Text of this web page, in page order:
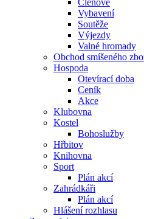
Členové
Vybavení
Soutěže
Výjezdy
Valné hromady
Obchod smíšeného
Hospoda
Otevírací doba
Ceník
Akce
Klubovna
Kostel
Bohoslužby
Hřbitov
Knihovna
Sport
Plán akcí
Zahrádkáři
Plán akcí
Hlášení rozhlasu